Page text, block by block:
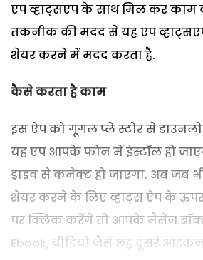
एप व्हाट्सएप के साथ मिल कर काम
तकनीक की मदद से यह एप
शेयर करने में मदद करता है.
कैसे करता है काम
इस ऐप को गूगल प्ले स्टोर से
यह एप आपके फोन में इंस्टॉल हो
ड्राइव से कनेक्ट हो जाएगा. अब जब
शेयर करने के लिए व्हाट्स ऐप के
पर क्लिक करेंगे तो आपके मैसेज
Ebook, वीडियो जैसे छह दूसरे